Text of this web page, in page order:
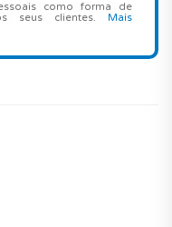
como forma de
seus clientes. Mais